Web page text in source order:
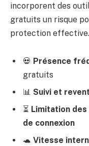
incorporent des
gratuits un risque
protection effective.
💀 Présence
gratuits
📊 Suivi et
⏳ Limitation
de connexion
🐢 Vitesse